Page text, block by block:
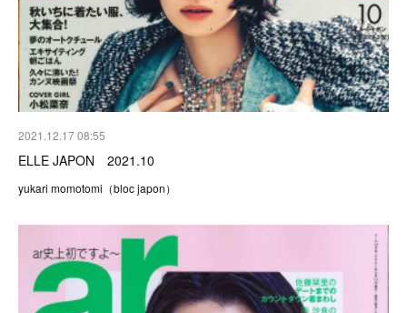
2021.12.17 08:55
ELLE JAPON 2021.10
yukari momotomi（bloc japon）